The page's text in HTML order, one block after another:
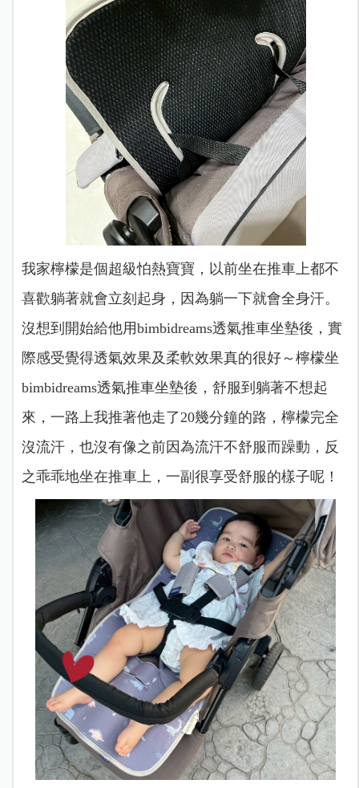
我家檸檬是個超級怕熱寶寶，以前坐在推車上都不
喜歡躺著就會立刻起身，因為躺一下就會全身汗。
沒想到開始給他用bimbidreams透氣推車坐墊後，實
際感受覺得透氣效果及柔軟效果真的很好～檸檬坐
bimbidreams透氣推車坐墊後，舒服到躺著不想起
來，一路上我推著他走了20幾分鐘的路，檸檬完全
沒流汗，也沒有像之前因為流汗不舒服而躁動，反
之乖乖地坐在推車上，一副很享受舒服的樣子呢！